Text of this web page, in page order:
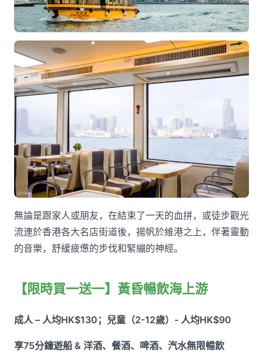
無論是跟家人或朋友，在結束了一天的血拼，或徒步觀光
流連於香港各大名店街道後，揚帆於維港之上，伴著靈動
的音樂，舒緩疲憊的步伐和緊繃的神經。
【限時買一送一】黃昏暢飲海上游
成人 – 人均HK$130；兒童（2-12歲）- 人均HK$90
享75分鐘遊船 & 洋酒、餐酒、啤酒、汽水無限暢飲